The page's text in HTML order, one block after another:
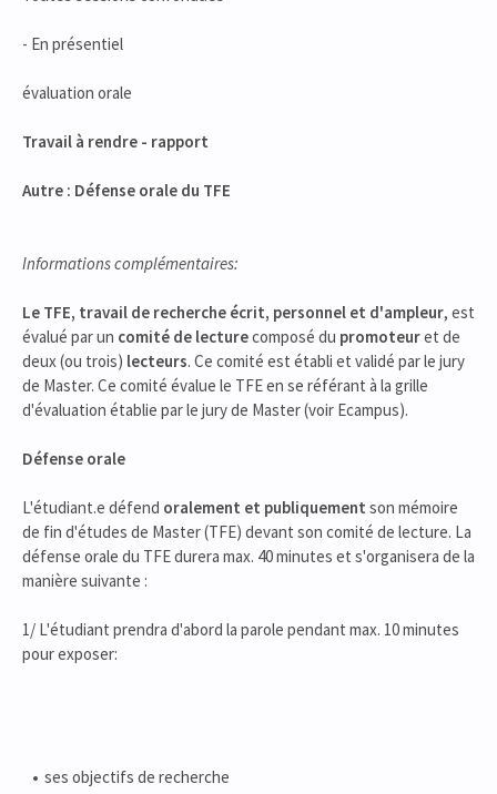
- En présentiel
évaluation orale
Travail à rendre - rapport
Autre : Défense orale du TFE
Informations complémentaires:
Le TFE, travail de recherche écrit, personnel et d'ampleur, est
évalué par un comité de lecturecomposé du promoteuret de
deux (ou trois) lecteurs. Ce comité est établi et validé par le jury
de Master. Ce comité évalue le TFE en se référant à la grille
d'évaluation établie par le jury de Master (voir Ecampus).
Défense orale
L'étudiant.e défend oralement et publiquement son mémoire
de fin d'études de Master (TFE) devant son comité de lecture. La
défense orale du TFE durera max. 40 minutes et s'organisera de la
manière suivante :
1/ L'étudiant prendra d'abord la parole pendant max. 10 minutes
pour exposer:
ses objectifs de recherche